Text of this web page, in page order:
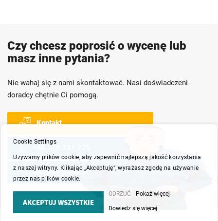
Czy chcesz poprosić o wycenę lub
masz inne pytania?
Nie wahaj się z nami skontaktować. Nasi doświadczeni
doradcy chętnie Ci pomogą.
Kontakt
+48 530 201 275
webshop@wkk.com.pl
Cookie Settings
Używamy plików cookie, aby zapewnić najlepszą jakość korzystania
z naszej witryny. Klikając „Akceptuję”, wyrażasz zgodę na używanie
przez nas plików cookie.
AKCEPTUJ WSZYSTKIE
ODRZUĆ Pokaż więcej
Dowiedz się więcej